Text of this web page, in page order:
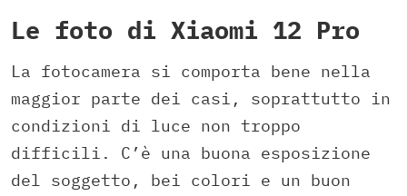
Le foto di Xiaomi 12 Pro
La fotocamera si comporta bene nella
maggior parte dei casi, soprattutto in
condizioni di luce non troppo
difficili. C’è una buona esposizione
del soggetto, bei colori e un buon